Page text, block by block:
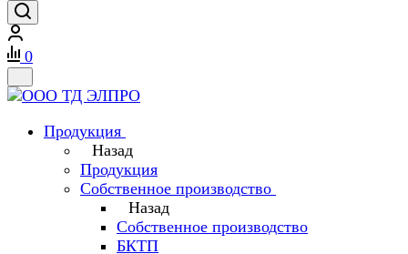
0
Продукция
Назад
Продукция
Собственное производство
Назад
Собственное производство
БКТП